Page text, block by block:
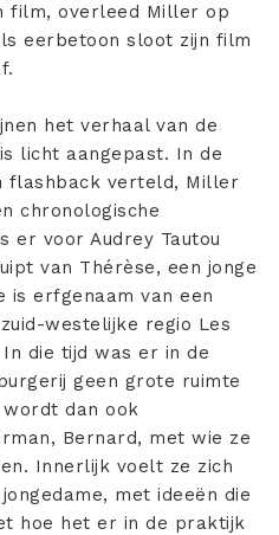
film, overleed Miller op
eerbetoon sloot zijn film
het verhaal van de
licht aangepast. In de
flashback verteld, Miller
chronologische
er voor Audrey Tautou
van Thérèse, een jonge
is erfgenaam van een
westelijke regio Les
die tijd was er in de
geen grote ruimte
dan ook
Bernard, met wie ze
Innerlijk voelt ze zich
met ideeën die
hoe het er in de praktijk